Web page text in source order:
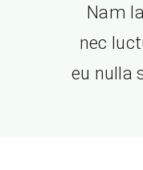
Nam
nec
eu nulla